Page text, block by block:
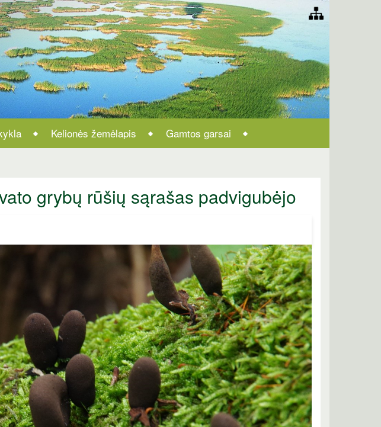
Kelionės žemėlapis
Gamtos garsai
grybų rūšių sąrašas padvigubėjo